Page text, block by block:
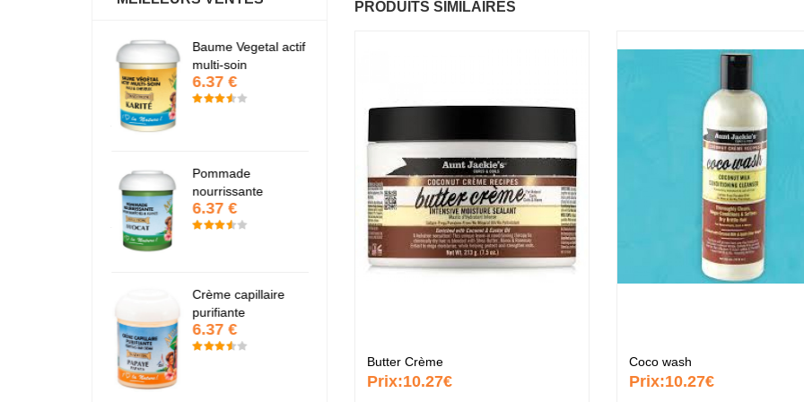
PRODUITS SIMILAIRES
Butter Crème
Prix:10.27€
Coco wash
Prix:10.27€
Baume Vegetal actif
multi-soin
6.37 €
Pommade
nourrissante
6.37 €
Crème capillaire
purifiante
6.37 €
Papaye
7.67 €
KARITE
6.37 €
Baume Vegetal actif